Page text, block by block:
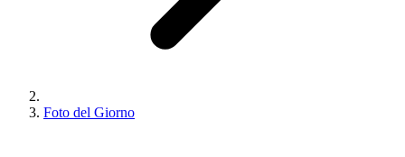
Foto del Giorno